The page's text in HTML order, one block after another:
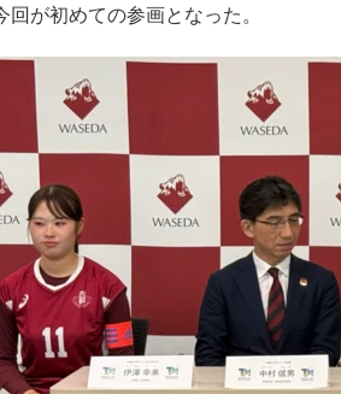
回が初めての参画となった。